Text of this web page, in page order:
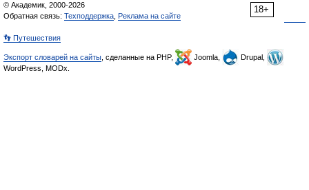
18+
© Академик, 2000-2026
Обратная связь: Техподдержка Реклама на сайте
👣 Путешествия
Экспорт словарей на сайты , сделанные на PHP, Joomla,
Drupal,
WordPress, MODx.